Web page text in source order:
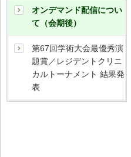
オンデマンド配信につい
て（会期後）
第67回学術大会最優秀演
題賞／レジデントクリニ
カルトーナメント 結果発
表